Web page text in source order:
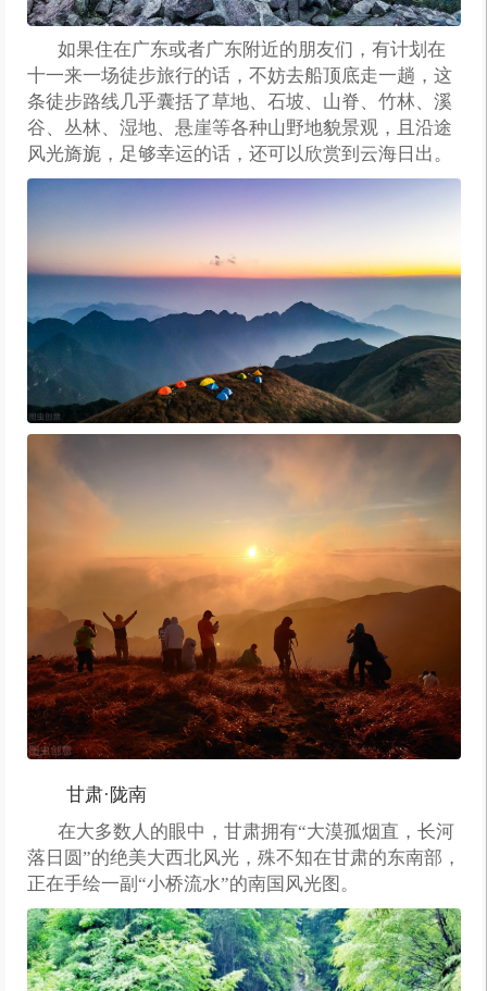
如果住在广东或者广东附近的朋友们，有计划在
十一来一场徒步旅行的话，不妨去船顶底走一趟，这
条徒步路线几乎囊括了草地、石坡、山脊、竹林、溪
谷、丛林、湿地、悬崖等各种山野地貌景观，且沿途
风光旖旎，足够幸运的话，还可以欣赏到云海日出。
甘肃·陇南
在大多数人的眼中，甘肃拥有“大漠孤烟直，长河
落日圆”的绝美大西北风光，殊不知在甘肃的东南部，
正在手绘一副“小桥流水”的南国风光图。